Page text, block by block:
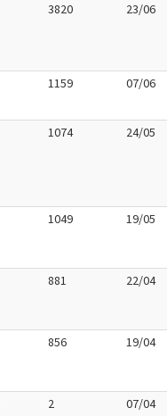
3820 23/06
1159 07/06
1074 24/05
1049 19/05
881 22/04
856 19/04
2 07/04